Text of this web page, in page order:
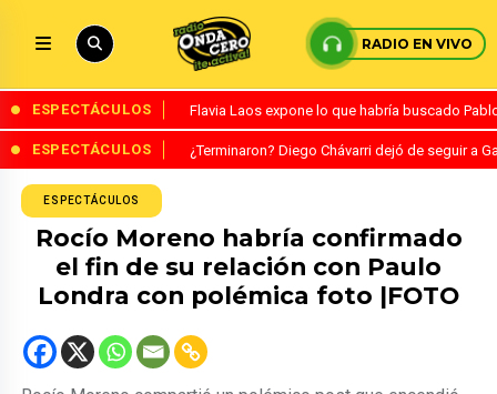
RADIO EN VIVO
ESPECTÁCULOS Flavia Laos expone lo que habría buscado
ESPECTÁCULOS ¿Terminaron? Diego Chávarri dejó de seguir a
ESPECTÁCULOS
Rocío Moreno habría confirmado
el fin de su relación con Paulo
Londra con polémica foto |FOTO